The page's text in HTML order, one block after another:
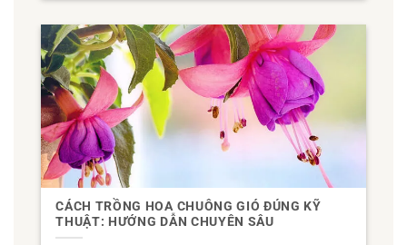
CÁCH TRỒNG HOA CHUÔNG GIÓ ĐÚNG KỸ
THUẬT: HƯỚNG DẪN CHUYÊN SÂU